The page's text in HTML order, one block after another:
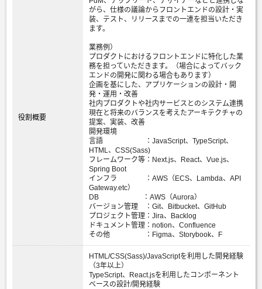
役割概要
がら、仕様の議論からフロントエンドの設計・実
装、テスト、リリースまでの一連を担当いただき
ます。
業務例）
プロダクトにおけるフロントエンドに特化した業
務を担っていただきます。（場合によってバック
エンドの開発に関わる場合もあります）
企画を基にした、アプリケーションの設計・開
発・運用・改善
社内プロダクトや社内サービスとのシステム連携
現在と将来のバランスを考えたアーキテクチャの
提案、実装、改善
開発環境
言語 ：JavaScript、TypeScript、
HTML、CSS(Sass)
フレームワーク等：Next.js、React、Vue.js、
Spring Boot
インフラ ：AWS（ECS、Lambda、API
Gateway.etc）
DB ：AWS（Aurora）
バージョン管理 ：Git、Bitbucket、GitHub
プロジェクト管理：Jira、Backlog
ドキュメント管理：notion、Confluence
その他 ：Figma、Storybook、F
HTML/CSS(Sass)/JavaScriptを利用した開発経験
（3年以上）
TypeScript、React.jsを利用したコンポーネント
ベースの設計/開発経験